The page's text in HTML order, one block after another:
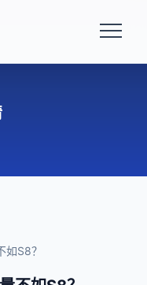
S8？